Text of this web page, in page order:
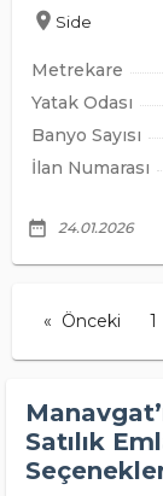
location_on Side
Metrekare
Yatak Odası
Banyo Sayısı
İlan Numarası
date_range 24.01.2026
Önceki 1
Satılık